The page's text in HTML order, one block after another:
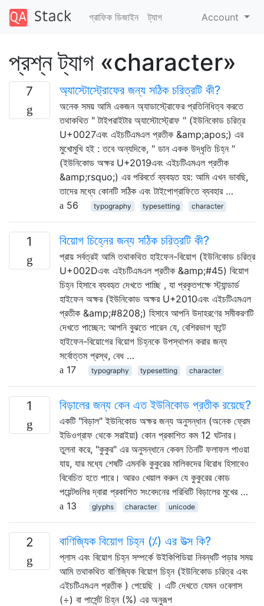
গ্রাফিক ডিজাইন ট্যাগ Account
প্রশ্ন ট্যাগ «character»
7 অ্যাস্টোস্ট্রোফের জন্য সঠিক চরিত্রটি কী?
অনেক সময় আমি একজন অ্যাডাস্ট্রোফের প্রতিনিধিত্ব করতে
তথাকথিত " টাইপরাইটার অ্যাস্টোস্ট্রোফ " (ইউনিকোড চরিত্র
U+0027এবং এইচটিএমএল প্রতীক &amp;apos;) এর
মুখোমুখি হই : তবে অন্যদিকে, " ডান একক উদ্ধৃতি চিহ্ন "
(ইউনিকোড অক্ষর U+2019এবং এইচটিএমএল প্রতীক
&amp;rsquo;) এর পরিবর্তে ব্যবহৃত হয়: আমি এখন ভাবছি,
তাদের মধ্যে কোনটি সঠিক এবং টাইপোগ্রাফিতে ব্যবহার …
56
typography typesetting character
1 বিয়োগ চিহ্নের জন্য সঠিক চরিত্রটি কী?
প্রায় সর্বত্রই আমি তথাকথিত হাইফেন-বিয়োগ (ইউনিকোড চরিত্র
U+002Dএবং এইচটিএমএল প্রতীক &amp;#45) বিয়োগ
চিহ্ন হিসাবে ব্যবহৃত দেখতে পাচ্ছি , যা প্রকৃতপক্ষে স্ট্যান্ডার্ড
হাইফেন অক্ষর (ইউনিকোড অক্ষর U+2010এবং এইচটিএমএল
প্রতীক &amp;#8208;) হিসাবে আপনি উদাহরণের সমীকরণটি
দেখতে পাচ্ছেন: আপনি বুঝতে পারেন যে, বেশিরভাগ ফন্টে
হাইফেন-বিয়োগের বিয়োগ চিহ্নকে উপস্থাপন করার জন্য
সর্বোত্তম প্রস্থ, বেধ …
17
typography typesetting character
1 বিড়ালের জন্য কেন এত ইউনিকোড প্রতীক রয়েছে?
একটি "বিড়াল" ইউনিকোড অক্ষর জন্য অনুসন্ধান (অনেক ফ্রেম
ইডিওগ্রাফ থেকে সরাইয়া) কোন প্রকাশিত কম 12 ঘটনার।
তুলনা করে, "কুকুর" এর অনুসন্ধানে কেবল তিনটি ফলাফল পাওয়া
যায়, যার মধ্যে শেষটি এমনকি কুকুরের মালিকদের বিরোধ হিসাবেও
বিবেচিত হতে পারে। আরও খেয়াল করুন যে কুকুরের কোড
পয়েন্টগুলির দ্বারা প্রকাশিত সংবেদনের পরিধিটি বিড়ালের মুখের …
13
glyphs character unicode
2 বাণিজ্যিক বিয়োগ চিহ্ন (⁒) এর উত্স কি?
প্লাস এবং বিয়োগ চিহ্ন সম্পর্কে উইকিপিডিয়া নিবন্ধটি পড়ার সময়
আমি তথাকথিত বাণিজ্যিক বিয়োগ চিহ্ন (ইউনিকোড চরিত্র এবং
এইচটিএমএল প্রতীক ) পেয়েছি । এটি দেখতে যেমন ওবেলাস
(÷) বা পার্সেন্ট চিহ্ন (%) এর অনুরূপ